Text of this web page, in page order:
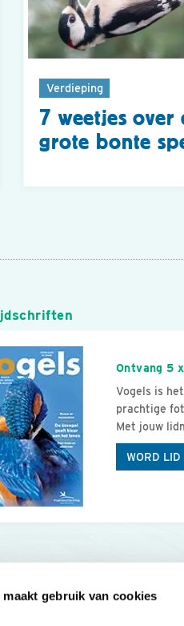
maakt gebruik van cookies
Verdieping
7 weetjes over
grote bonte
Ontvang 5
Vogels is
prachtige
Met jouw
WORD LID